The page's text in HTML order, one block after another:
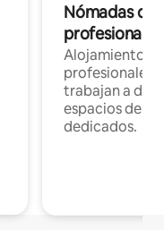
Nómadas
Alojamientos
profesionales
trabajan a
espacios de
dedicados.